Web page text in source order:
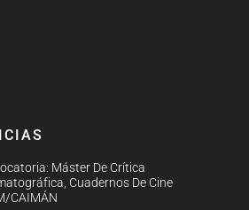
Máster De Crítica
Cuadernos De Cine
CAIMÁN